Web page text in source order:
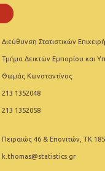
2025
Διεύθυνση Στατιστικών
Τμήμα Δεικτών Εμπορίου και
Θωμάς Κωνσταντίνος
213 1352048
213 1352058
Πειραιώς 46 & Επονιτών, ΤΚ
k.thomas@statistics.gr